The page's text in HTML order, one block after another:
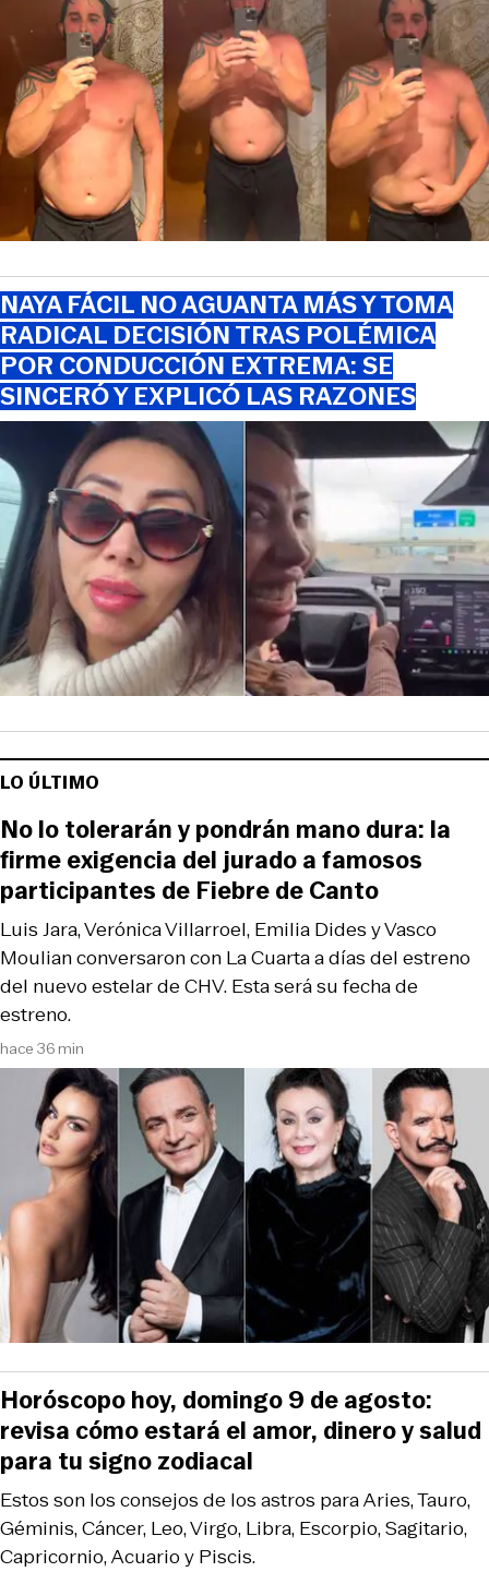
NAYA FÁCIL NO AGUANTA MÁS Y TOMA
RADICAL DECISIÓN TRAS POLÉMICA
POR CONDUCCIÓN EXTREMA: SE
SINCERÓ Y EXPLICÓ LAS RAZONES
LO ÚLTIMO
hace 36 min
Luis Jara, Verónica Villarroel, Emilia Dides y Vasco
Moulian conversaron con La Cuarta a días del estreno
del nuevo estelar de CHV. Esta será su fecha de
estreno.
No lo tolerarán y pondrán mano dura: la
firme exigencia del jurado a famosos
participantes de Fiebre de Canto
Estos son los consejos de los astros para Aries, Tauro,
Géminis, Cáncer, Leo, Virgo, Libra, Escorpio, Sagitario,
Capricornio, Acuario y Piscis.
Horóscopo hoy, domingo 9 de agosto:
revisa cómo estará el amor, dinero y salud
para tu signo zodiacal